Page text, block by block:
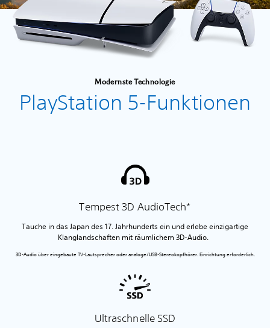
Modernste Technologie
PlayStation 5-Funktionen
Tempest 3D AudioTech*
Tauche in das Japan des 17. Jahrhunderts ein und erlebe einzigartige
Klanglandschaften mit räumlichem 3D-Audio.
3D-Audio über eingebaute TV-Lautsprecher oder analoge/USB-Stereokopfhörer. Einrichtung erforderlich.
Ultraschnelle SSD